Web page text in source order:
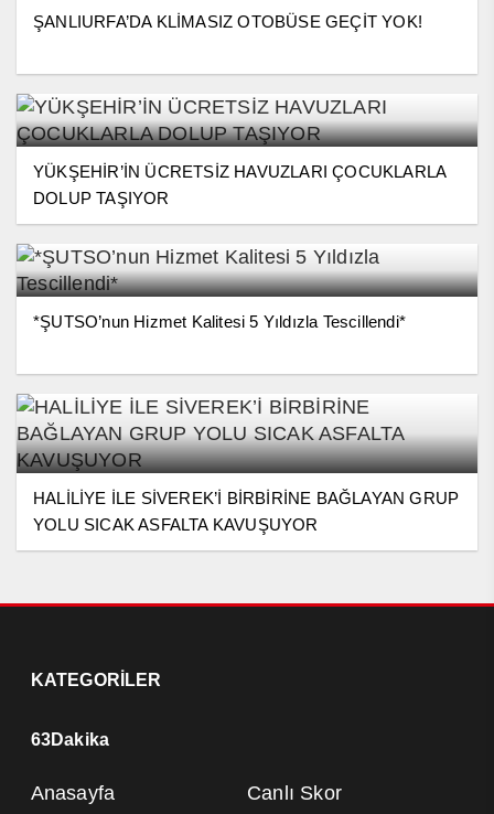
ŞANLIURFA’DA KLİMASIZ OTOBÜSE GEÇİT YOK!
YÜKŞEHİR’İN ÜCRETSİZ HAVUZLARI ÇOCUKLARLA
DOLUP TAŞIYOR
*ŞUTSO’nun Hizmet Kalitesi 5 Yıldızla Tescillendi*
HALİLİYE İLE SİVEREK’İ BİRBİRİNE BAĞLAYAN GRUP
YOLU SICAK ASFALTA KAVUŞUYOR
KATEGORİLER
63Dakika
Anasayfa Canlı Skor